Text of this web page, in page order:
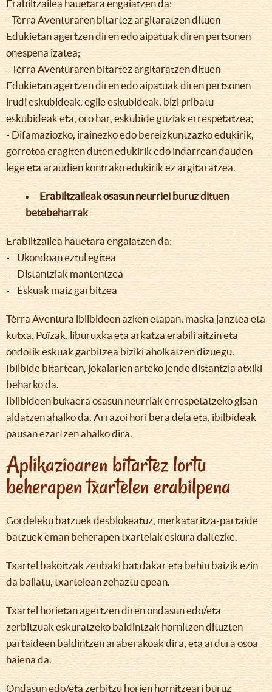
Erabiltzailea hauetara engaiatzen da:
- Tèrra Aventuraren bitartez argitaratzen dituen
Edukietan agertzen diren edo aipatuak diren pertsonen
onespena izatea;
- Tèrra Aventuraren bitartez argitaratzen dituen
Edukietan agertzen diren edo aipatuak diren pertsonen
irudi eskubideak, egile eskubideak, bizi pribatu
eskubideak eta, oro har, eskubide guziak errespetatzea;
- Difamaziozko, irainezko edo bereizkuntzazko edukirik,
gorrotoa eragiten duten edukirik edo indarrean dauden
lege eta araudien kontrako edukirik ez argitaratzea.
Erabiltzaileak osasun neurriei buruz dituen
betebeharrak
Erabiltzailea hauetara engaiatzen da:
- Ukondoan eztul egitea
- Distantziak mantentzea
- Eskuak maiz garbitzea
Tèrra Aventura ibilbideen azken etapan, maska janztea eta
kutxa, Poïzak, liburuxka eta arkatza erabili aitzin eta
ondotik eskuak garbitzea biziki aholkatzen dizuegu.
Ibilbide bitartean, jokalarien arteko jende distantzia atxiki
beharko da.
Ibilbideen bukaera osasun neurriak errespetatzeko gisan
aldatzen ahalko da. Arrazoi hori bera dela eta, ibilbideak
pausan ezartzen ahalko dira.
Aplikazioaren bitartez lortu
beherapen txartelen erabilpena
Gordeleku batzuek desblokeatuz, merkataritza-partaide
batzuek eman beherapen txartelak eskura daitezke.
Txartel bakoitzak zenbaki bat dakar eta behin baizik ezin
da baliatu, txartelean zehaztu epean.
Txartel horietan agertzen diren ondasun edo/eta
zerbitzuak eskuratzeko baldintzak hornitzen dituzten
partaideen baldintzen araberakoak dira, eta ardura osoa
haiena da.
Ondasun edo/eta zerbitzu horien hornitzeari buruz